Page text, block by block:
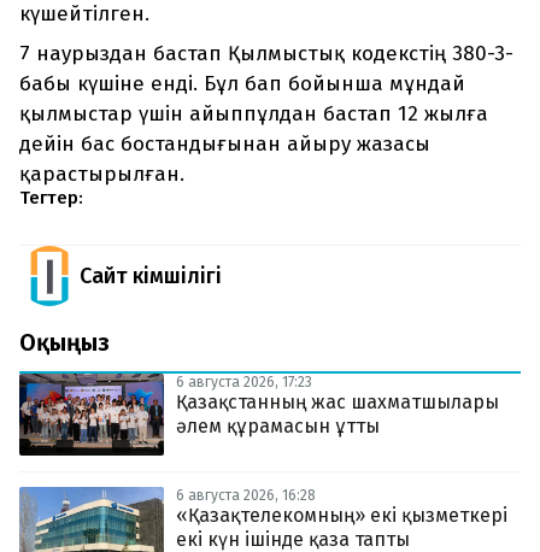
күшейтілген.
7 наурыздан бастап Қылмыстық кодекстің 380-3-
бабы күшіне енді. Бұл бап бойынша мұндай
қылмыстар үшін айыппұлдан бастап 12 жылға
дейін бас бостандығынан айыру жазасы
қарастырылған.
Тегтер:
Сайт Әкімшілігі
Оқыңыз
6 августа 2026, 17:23
Қазақстанның жас шахматшылары
әлем құрамасын ұтты
6 августа 2026, 16:28
«Қазақтелекомның» екі қызметкері
екі күн ішінде қаза тапты